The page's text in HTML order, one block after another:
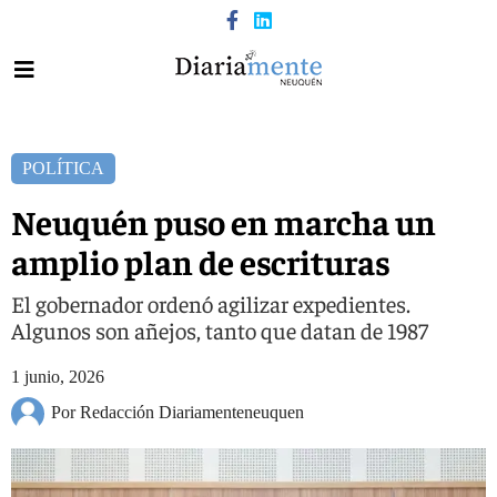
POLÍTICA
Neuquén puso en marcha un
amplio plan de escrituras
El gobernador ordenó agilizar expedientes.
Algunos son añejos, tanto que datan de 1987
1 junio, 2026
Por Redacción Diariamenteneuquen